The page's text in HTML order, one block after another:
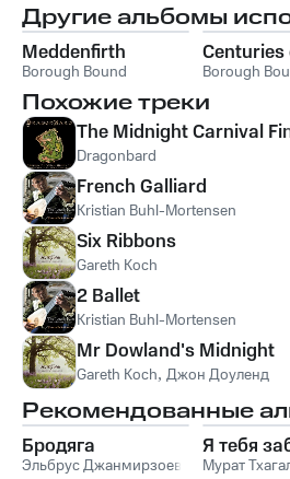
Другие альбомы
Meddenfirth
Borough Bound
Centuries
Borough
Похожие треки
The Midnight Carnival
Dragonbard
French Galliard
Kristian Buhl-Mortensen
Six Ribbons
Gareth Koch
2 Ballet
Kristian Buhl-Mortensen
Mr Dowland's Midnight
Gareth Koch, Джон Доуленд
Рекомендованные
Бродяга
Эльбрус Джанмирзоев
Я тебя
Мурат